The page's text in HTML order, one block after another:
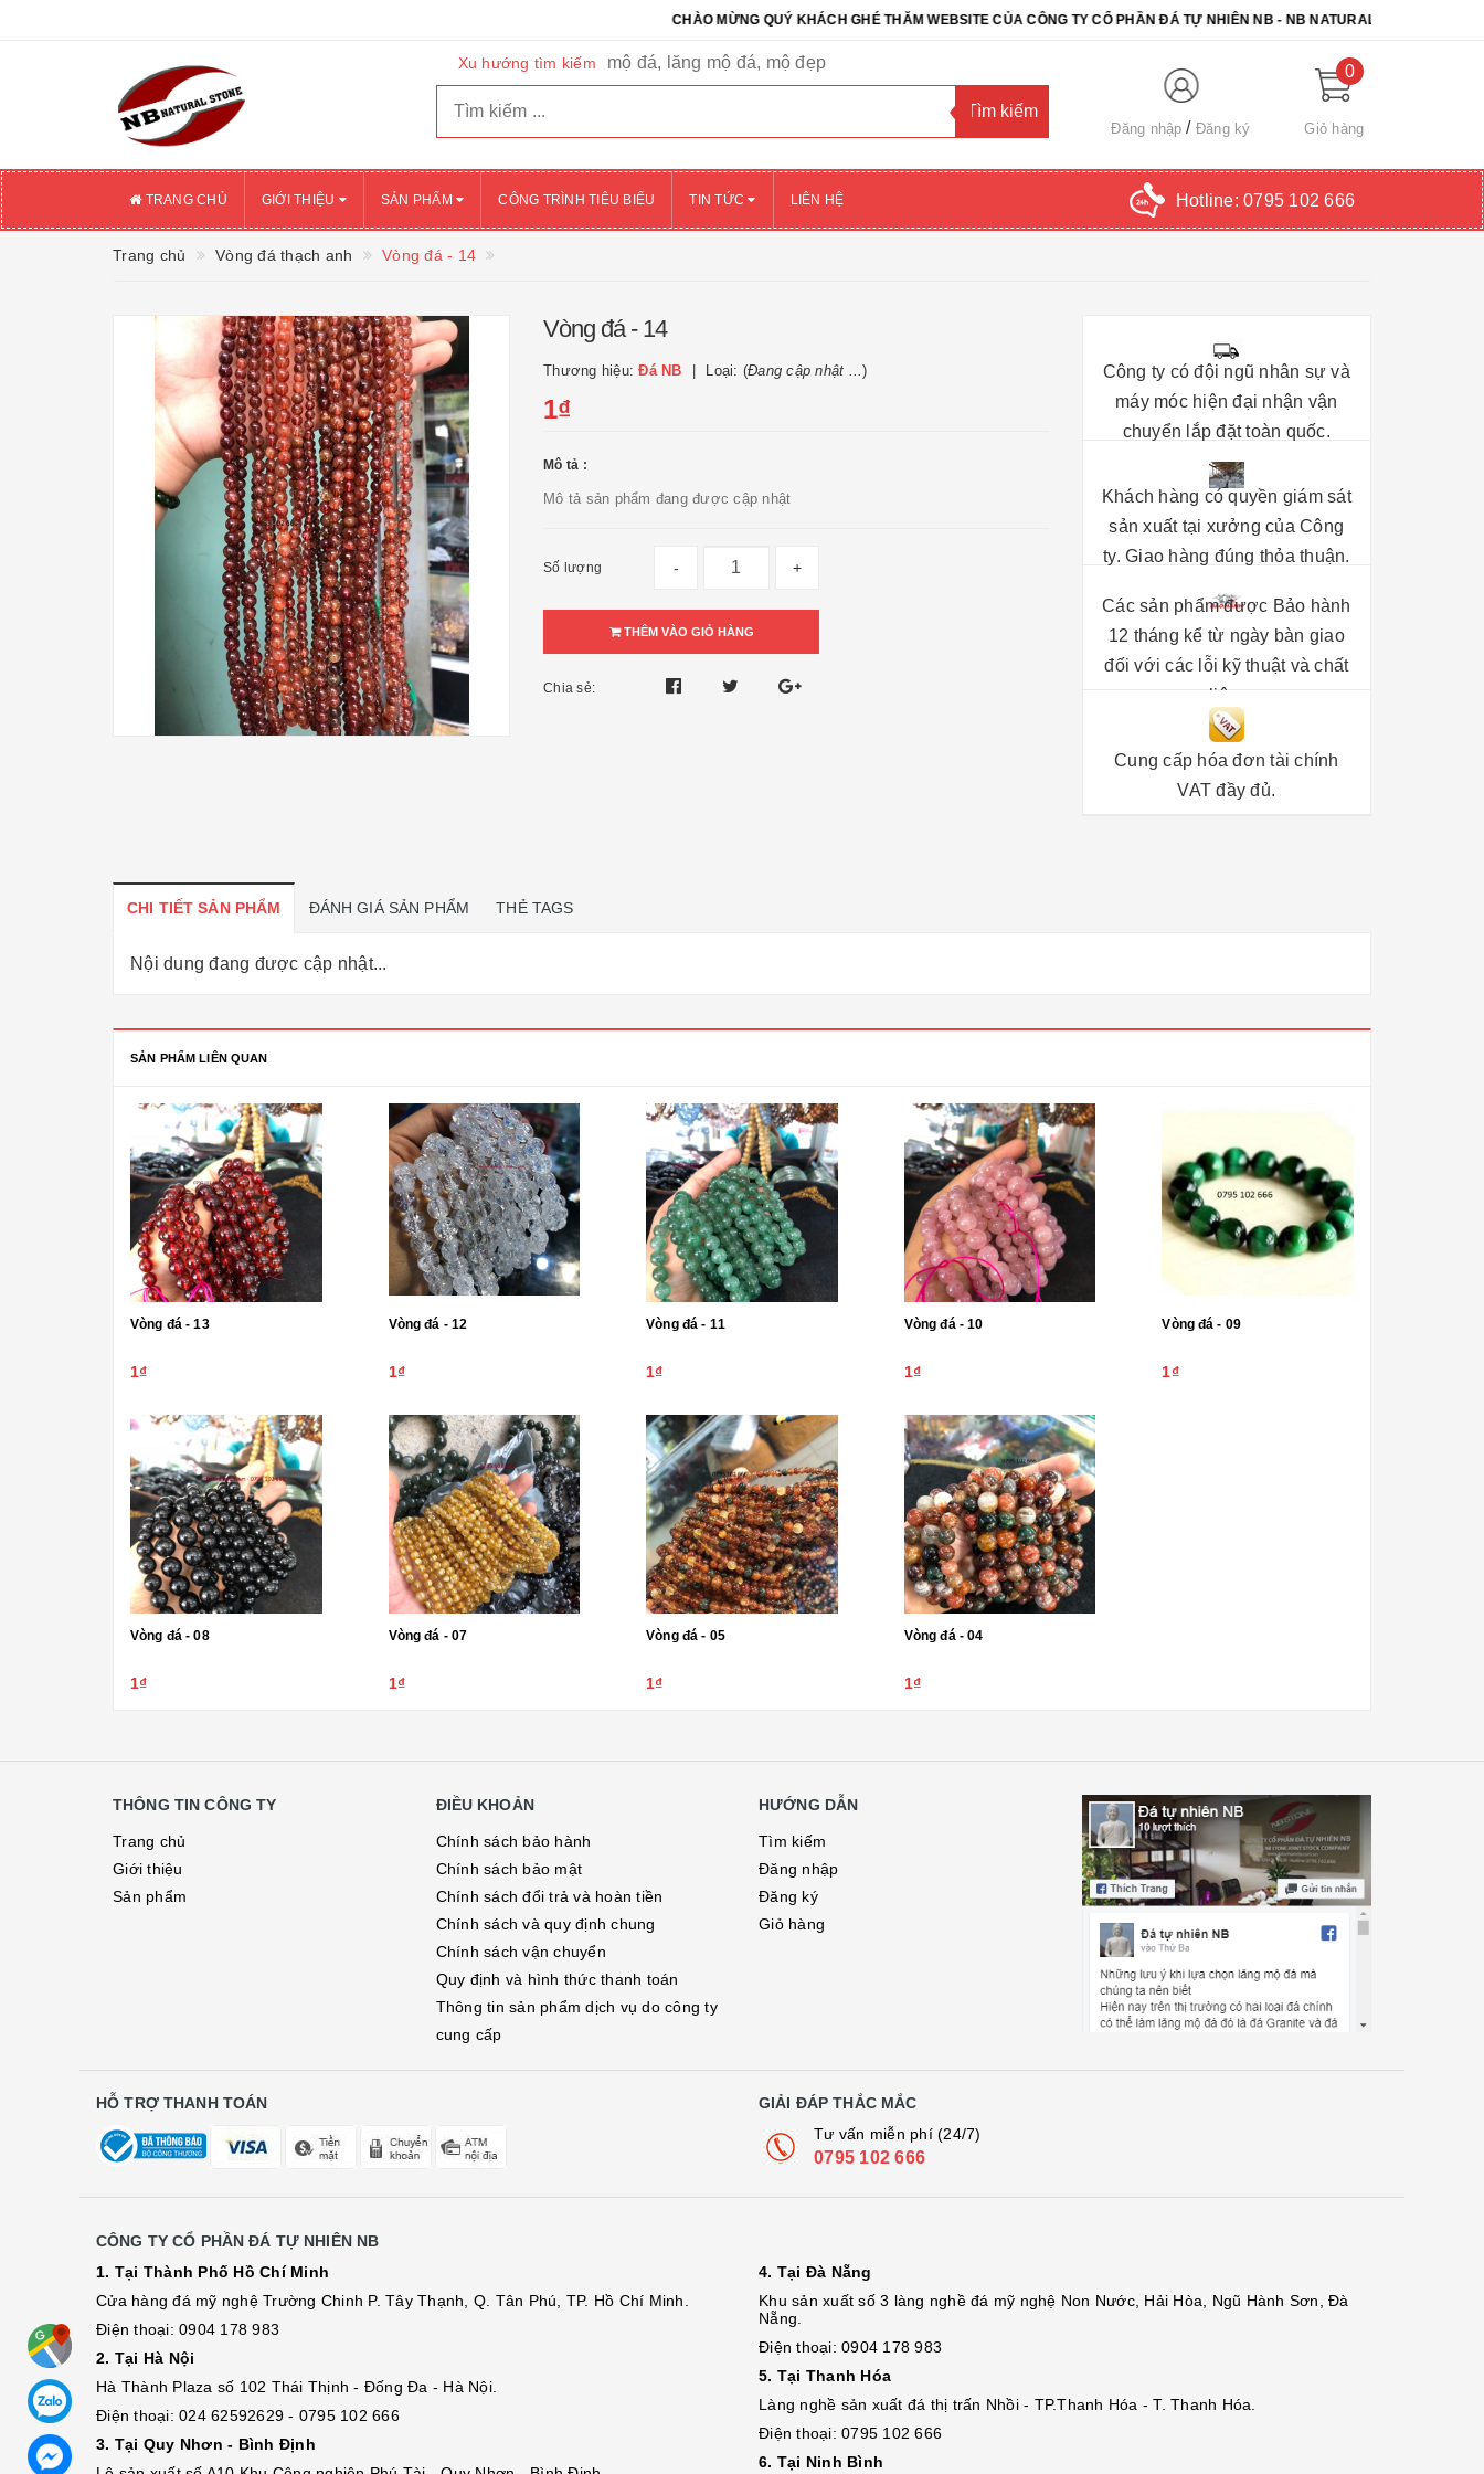
CHÀO MỪNG QUÝ KHÁCH GHÉ THĂM WEBSITE CỦA CÔNG TY CỔ PHẦN ĐÁ TỰ NHIÊN NB - NB NATURAL STONE. CHÚC QUÝ
Xu hướng tìm kiếm mộ đá, lăng mộ đá, mộ đẹp
Đăng nhập Đăng ký
0
Giỏ hàng
TRANG CHỦ GIỚI THIỆU SẢN PHẨM CÔNG TRÌNH TIÊU BIỂU TIN TỨC LIÊN HỆ Hotline: 0795 102 666
Trang chủ Vòng đá thạch anh Vòng đá - 14
Vòng đá - 14
Thương hiệu:Đá NB Loại: (Đang cập nhật ...)
1₫
Mô tả :
Mô tả sản phẩm đang được cập nhật
Số lượng - +
THÊM VÀO GIỎ HÀNG
Chia sẻ:
Công ty có đội ngũ nhân sự và
máy móc hiện đại nhận vận
chuyển lắp đặt toàn quốc.
Khách hàng có quyền giám sát
sản xuất tại xưởng của Công
ty. Giao hàng đúng thỏa thuận.
Các sản phẩm được Bảo hành
12 tháng kể từ ngày bàn giao
đối với các lỗi kỹ thuật và chất
liệu.
Cung cấp hóa đơn tài chính
VAT đầy đủ.
CHI TIẾT SẢN PHẨM ĐÁNH GIÁ SẢN PHẨM THẺ TAGS
Nội dung đang được cập nhật...
SẢN PHẨM LIÊN QUAN
Vòng đá - 13
1₫
Vòng đá - 12
1₫
Vòng đá - 11
1₫
Vòng đá - 10
1₫
Vòng đá - 09
1₫
Vòng đá - 08
1₫
Vòng đá - 07
1₫
Vòng đá - 05
1₫
Vòng đá - 04
1₫
THÔNG TIN CÔNG TY
Trang chủ
Giới thiệu
Sản phẩm
ĐIỀU KHOẢN
Chính sách bảo hành
Chính sách bảo mật
Chính sách đổi trả và hoàn tiền
Chính sách và quy định chung
Chính sách vận chuyển
Quy định và hình thức thanh toán
Thông tin sản phẩm dịch vụ do công ty
cung cấp
HƯỚNG DẪN
Tìm kiếm
Đăng nhập
Đăng ký
Giỏ hàng
HỖ TRỢ THANH TOÁN
GIẢI ĐÁP THẮC MẮC
Tư vấn miễn phí (24/7)
0795 102 666
CÔNG TY CỔ PHẦN ĐÁ TỰ NHIÊN NB
1. Tại Thành Phố Hồ Chí Minh
Cửa hàng đá mỹ nghệ Trường Chinh P. Tây Thạnh, Q. Tân Phú, TP. Hồ Chí Minh.
Điện thoại: 0904 178 983
2. Tại Hà Nội
Hà Thành Plaza số 102 Thái Thịnh - Đống Đa - Hà Nội.
Điện thoại: 024 62592629 - 0795 102 666
3. Tại Quy Nhơn - Bình Định
4. Tại Đà Nẵng
Khu sản xuất số 3 làng nghề đá mỹ nghệ Non Nước, Hải Hòa, Ngũ Hành Sơn, Đà
Nẵng.
Điện thoại: 0904 178 983
5. Tại Thanh Hóa
Làng nghề sản xuất đá thị trấn Nhồi - TP.Thanh Hóa - T. Thanh Hóa.
Điện thoại: 0795 102 666
6. Tại Ninh Bình